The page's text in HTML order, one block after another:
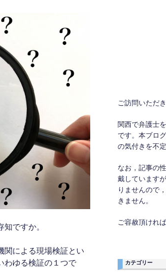
ですか。
関による現場検証とい
わゆる検証の１つで
ご訪問いただ
関西で弁護士
です。本ブロ
の気付きを不
なお，記事の
戴しています
りませんので
きません。
ご容赦頂けれ
カテゴリー